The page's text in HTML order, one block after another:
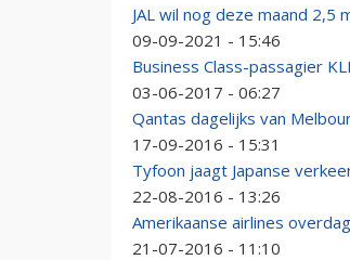
JAL wil nog deze maand
09-09-2021 - 15:46
Business Class-passagier
03-06-2017 - 06:27
Qantas dagelijks van
17-09-2016 - 15:31
Tyfoon jaagt Japanse
22-08-2016 - 13:26
Amerikaanse airlines
21-07-2016 - 11:10